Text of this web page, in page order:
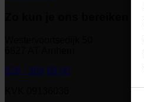
026 - 389 89 00